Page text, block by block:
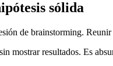
sólida
de brainstorming.
mostrar resultados. Es